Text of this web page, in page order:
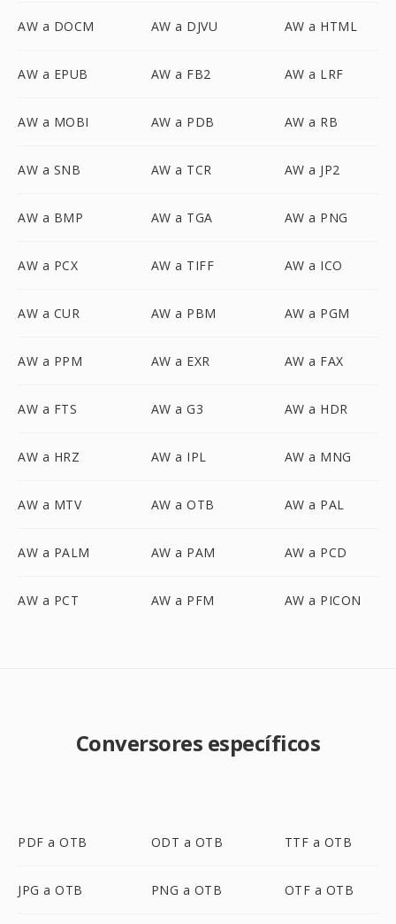
AW a DOCM AW a DJVU AW a HTML
AW a EPUB AW a FB2 AW a LRF
AW a MOBI AW a PDB AW a RB
AW a SNB AW a TCR AW a JP2
AW a BMP AW a TGA AW a PNG
AW a PCX AW a TIFF AW a ICO
AW a CUR AW a PBM AW a PGM
AW a PPM AW a EXR AW a FAX
AW a FTS AW a G3 AW a HDR
AW a HRZ AW a IPL AW a MNG
AW a MTV AW a OTB AW a PAL
AW a PALM AW a PAM AW a PCD
AW a PCT AW a PFM AW a PICON
Conversores específicos
PDF a OTB ODT a OTB TTF a OTB
JPG a OTB PNG a OTB OTF a OTB